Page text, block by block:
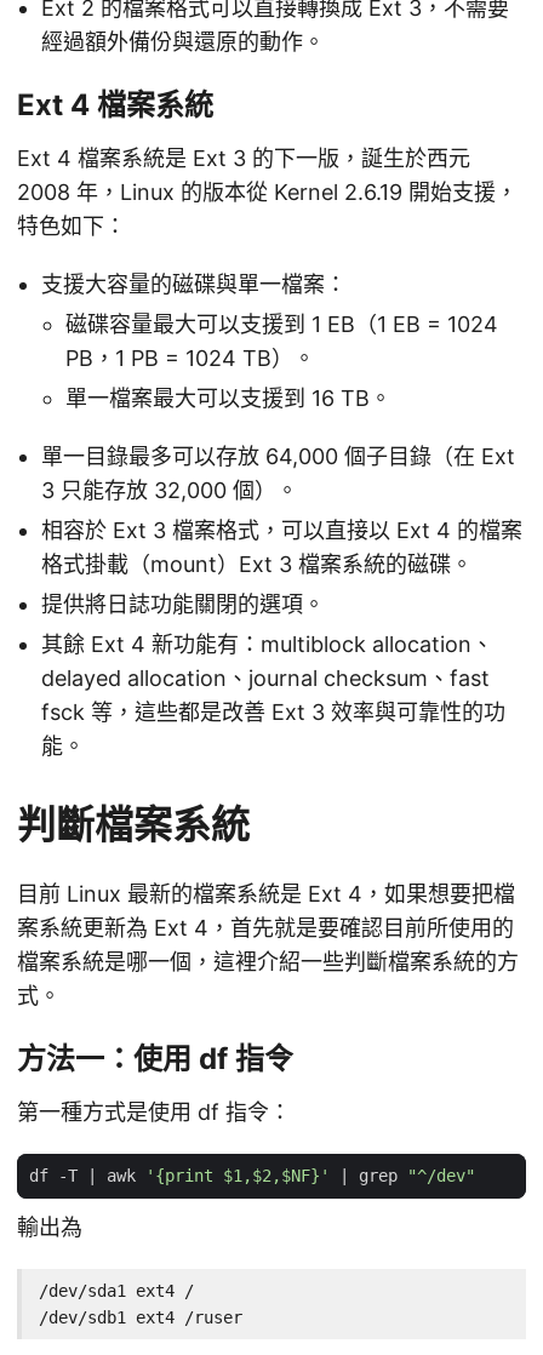
Ext 2 的檔案格式可以直接轉換成 Ext 3，不需要
經過額外備份與還原的動作。
Ext 4 檔案系統
Ext 4 檔案系統是 Ext 3 的下一版，誕生於西元
2008 年，Linux 的版本從 Kernel 2.6.19 開始支援，
特色如下：
支援大容量的磁碟與單一檔案：
磁碟容量最大可以支援到 1 EB（1 EB = 1024
PB，1 PB = 1024 TB）。
單一檔案最大可以支援到 16 TB。
單一目錄最多可以存放 64,000 個子目錄（在 Ext
3 只能存放 32,000 個）。
相容於 Ext 3 檔案格式，可以直接以 Ext 4 的檔案
格式掛載（mount）Ext 3 檔案系統的磁碟。
提供將日誌功能關閉的選項。
其餘 Ext 4 新功能有：multiblock allocation、
delayed allocation、journal checksum、fast
fsck 等，這些都是改善 Ext 3 效率與可靠性的功
能。
判斷檔案系統
目前 Linux 最新的檔案系統是 Ext 4，如果想要把檔
案系統更新為 Ext 4，首先就是要確認目前所使用的
檔案系統是哪一個，這裡介紹一些判斷檔案系統的方
式。
方法一：使用 df 指令
第一種方式是使用 df 指令：
df -T awk '{print $1,$2,$NF}' grep "^/dev"
輸出為
/dev/sda1 ext4 /
/dev/sdb1 ext4 /ruser